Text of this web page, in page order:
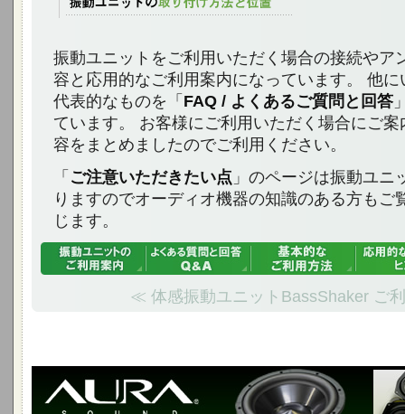
振動ユニットをご利用いただく場合の接続やア
容と応用的なご利用案内になっています。 他
代表的なものを「 FAQ / よくあるご質問と回答
ています。 お客様にご利用いただく場合にご
容をまとめましたのでご利用ください。
「 ご注意いただきたい点 」のページは振動ユニ
りますのでオーディオ機器の知識のある方もご
じます。
≪ 体感振動ユニットBassShaker ご